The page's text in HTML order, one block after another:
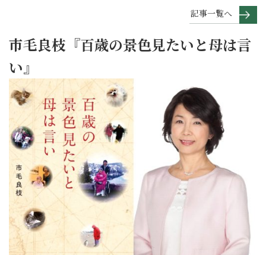
記事一覧へ
市毛良枝『百歳の景色見たいと母は言
い』